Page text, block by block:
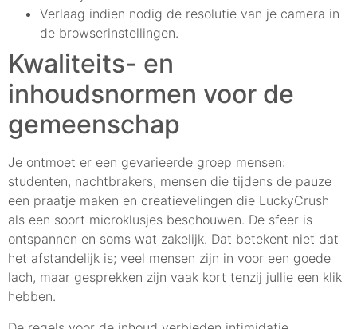
Verlaag indien nodig de resolutie van je camera in
de browserinstellingen.
Kwaliteits- en
inhoudsnormen voor de
gemeenschap
Je ontmoet er een gevarieerde groep mensen:
studenten, nachtbrakers, mensen die tijdens de pauze
een praatje maken en creatievelingen die LuckyCrush
als een soort microklusjes beschouwen. De sfeer is
ontspannen en soms wat zakelijk. Dat betekent niet dat
het afstandelijk is; veel mensen zijn in voor een goede
lach, maar gesprekken zijn vaak kort tenzij jullie een klik
hebben.